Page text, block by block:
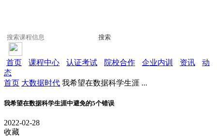
搜索
首页 课程中心 认证考试 院校合作 企业内训 资讯
动
态
首页 大数据时代 我希望在数据科学生涯 ...
我希望在数据科学生涯中避免的5个错误
2022-02-28
收藏